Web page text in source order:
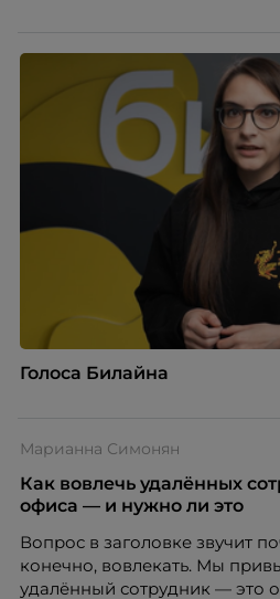
Голоса Билайна
Марианна Симонян
Как вовлечь удалённых
офиса — и нужно ли это
Вопрос в заголовке звучит
конечно, вовлекать. Мы
удалённый сотрудник — это